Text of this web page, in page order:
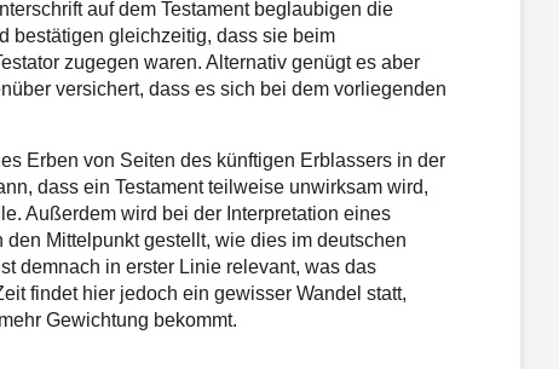
auf dem Testament beglaubigen die
bestätigen gleichzeitig, dass sie beim
zugegen waren. Alternativ genügt es aber
versichert, dass es sich bei dem vorliegenden
Erben von Seiten des künftigen Erblassers in der
dass ein Testament teilweise unwirksam wird,
Außerdem wird bei der Interpretation eines
Mittelpunkt gestellt, wie dies im deutschen
demnach in erster Linie relevant, was das
findet hier jedoch ein gewisser Wandel statt,
Gewichtung bekommt.